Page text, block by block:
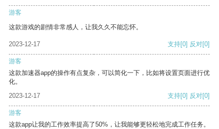
游客
这款游戏的剧情非常感人，让我久久不能忘怀。
2023-12-17 支持[0] 反对[0]
游客
这款加速器app的操作有点复杂，可以简化一下，比如将设置页面进行优
化。
2023-12-17
支持[0] 反对[0]
游客
这款app让我的工作效率提高了50%，让我能够更轻松地完成工作任务。